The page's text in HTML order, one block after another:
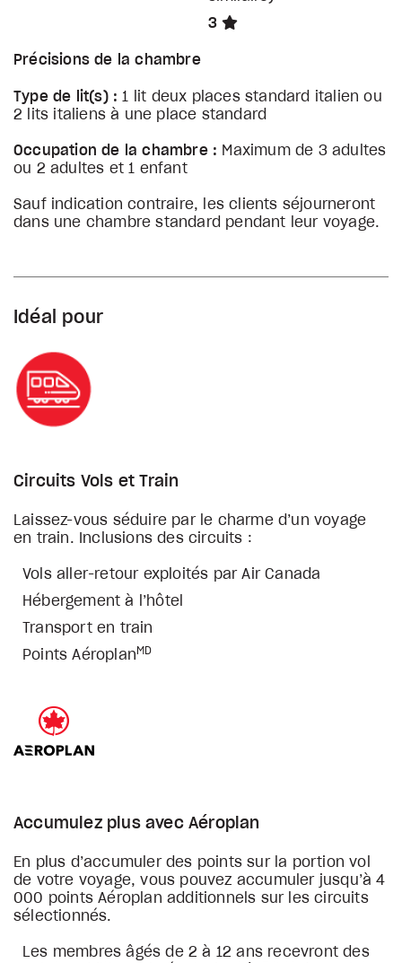
3
Précisions de la chambre
Type de lit(s) : 1 lit deux places standard italien ou
2 lits italiens à une place standard
Occupation de la chambre : Maximum de 3 adultes
ou 2 adultes et 1 enfant
Sauf indication contraire, les clients séjourneront
dans une chambre standard pendant leur voyage.
Idéal pour
Circuits Vols et Train
Laissez-vous séduire par le charme d’un voyage
en train. Inclusions des circuits :
Vols aller-retour exploités par Air Canada
Hébergement à l’hôtel
Transport en train
Points Aéroplan MD
Accumulez plus avec Aéroplan
En plus d’accumuler des points sur la portion vol
de votre voyage, vous pouvez accumuler jusqu’à 4
000 points Aéroplan additionnels sur les circuits
sélectionnés.
Les membres âgés de 2 à 12 ans recevront des